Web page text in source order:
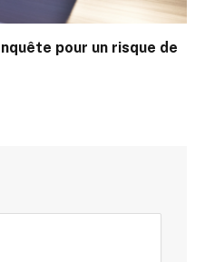
pour un risque de